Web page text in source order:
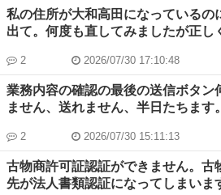
も、その投稿者の投稿が非表示には
リが被っているのでカテゴリで絞っ
す。
私の住所が大和高田になっているの
出て。何度も直してみましたが正し
2 2026/07/30 17:10:48
業務内容の確認の最後の送信ボタン
ません、送れません、半日たちます。
2 2026/07/30 15:11:13
古物商許可証認証ができません。古
先が法人書類認証になってしまいま